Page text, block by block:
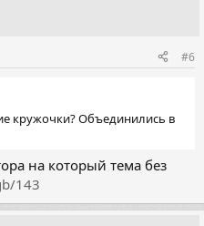
#6
кружочки? Объединились в
на который тема без
143